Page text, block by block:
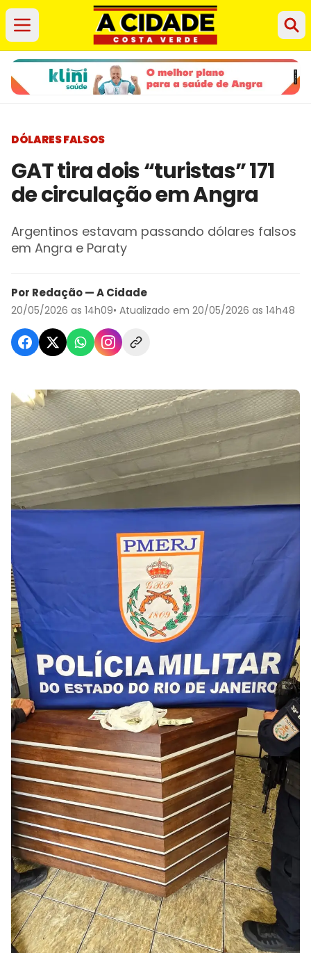
DÓLARES FALSOS
GAT tira dois “turistas” 171
de circulação em Angra
Argentinos estavam passando dólares falsos
em Angra e Paraty
Por Redação — A Cidade
20/05/2026 as 14h09• Atualizado em 20/05/2026 as 14h48